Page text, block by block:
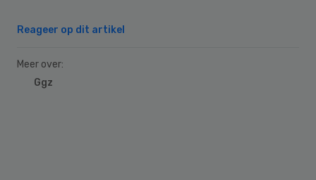
Reageer op dit artikel
Meer over:
Ggz